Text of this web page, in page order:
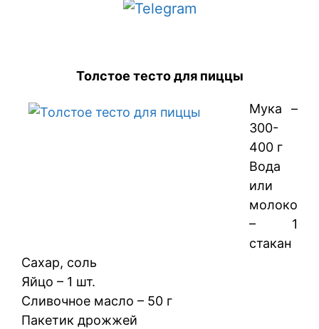
Толстое тесто для пиццы
Мука –
300-
400 г
Вода
или
молоко
– 1
стакан
Сахар, соль
Яйцо – 1 шт.
Сливочное масло – 50 г
Пакетик дрожжей